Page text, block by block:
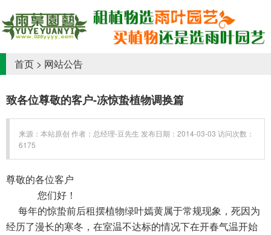
首页 > 网站公告
致各位尊敬的客户-冻惊蛰植物调换篇
来源：本站原创 作者：总经理-豆先生 发布日期：2014-03-03 访问次数：
6175
尊敬的各位客户
您们好！
每年的惊蛰前后租摆植物绿叶嫣黄属于常规现象，死因为
经历了漫长的寒冬，在室温不达标的情况下在开春气温开始